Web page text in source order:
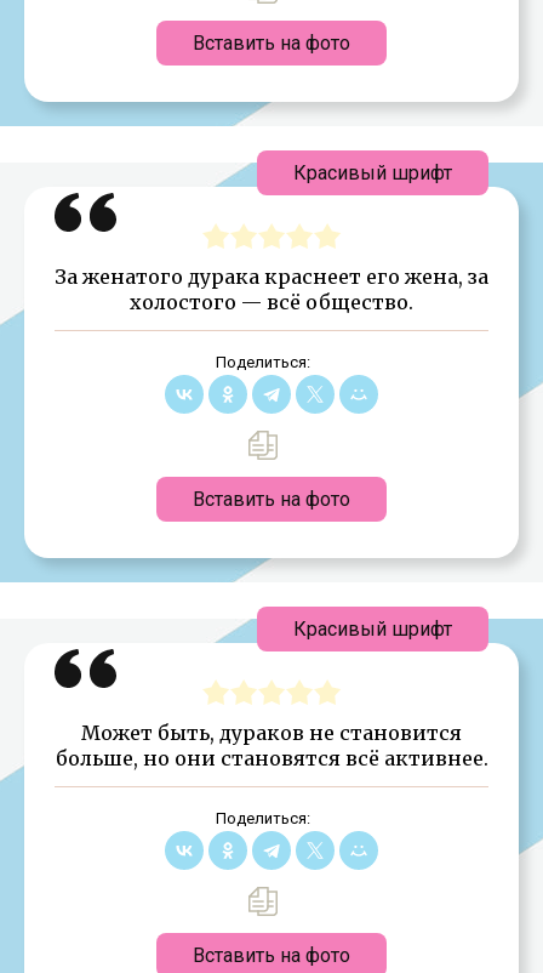
Вставить на фото
За женатого дурака краснеет его жена, за
холостого — всё общество.
Поделиться:
Вставить на фото
Красивый шрифт
Может быть, дураков не становится
больше, но они становятся всё активнее.
Поделиться:
Вставить на фото
Красивый шрифт